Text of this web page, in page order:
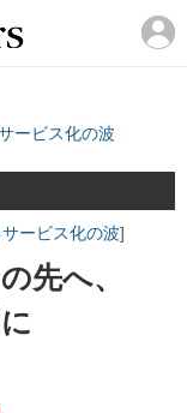
ービス化の波
ービス化の波
先へ、